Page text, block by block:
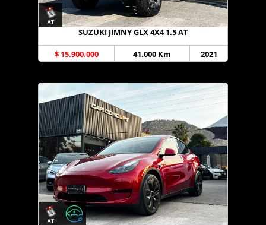
SUZUKI JIMNY GLX 4X4 1.5 AT
$ 15.900.000 41.000 Km 2021